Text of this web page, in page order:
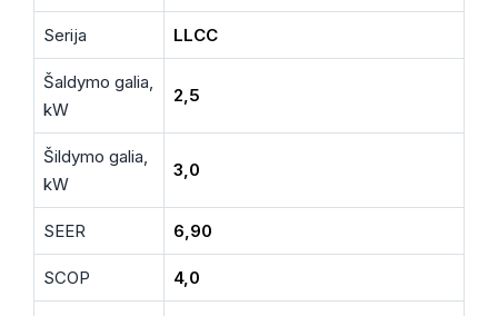
Serija LLCC
Šaldymo galia,
kW
2,5
Šildymo galia,
kW
3,0
SEER 6,90
SCOP 4,0